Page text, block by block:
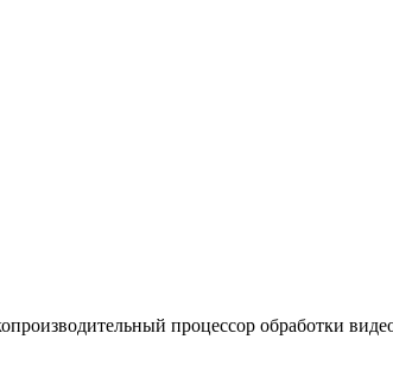
процессор обработки